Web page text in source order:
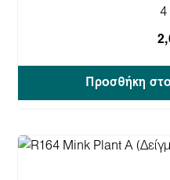
4
Προσθήκη